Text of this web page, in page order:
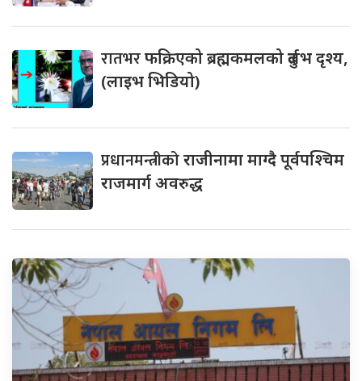
रातभरफक्रिएको ब्रह्मकमलको दुर्लभ दृश्य,
(लाइभ भिडियो)
प्रधानमन्त्रीकोराजीनामा माग्दै पूर्वपश्चिम
राजमार्ग अवरुद्ध